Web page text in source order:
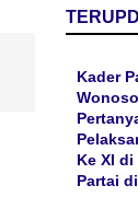
Kader
Ke XI di
Partai